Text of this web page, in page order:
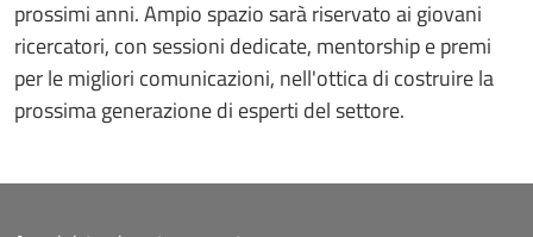
prossimi anni. Ampio spazio sarà riservato ai giovani
ricercatori, con sessioni dedicate, mentorship e premi
per le migliori comunicazioni, nell'ottica di costruire la
prossima generazione di esperti del settore.